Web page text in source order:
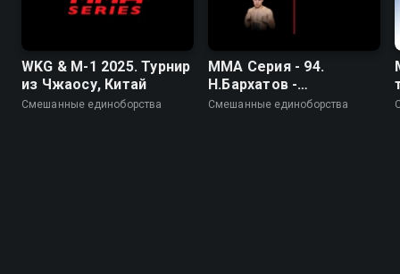
WKG & M-1 2025. Турнир
из Чжаосу, Китай
Смешанные единоборства
ММА Серия - 94.
Н.Бархатов -
Д.Михайлиди
Смешанные единоборства